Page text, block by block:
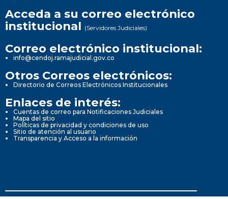
Acceda a su correo electrónico
institucional (Servidores Judiciales)
Correo electrónico institucional:
info@cendoj.ramajudicial.gov.co
Otros Correos electrónicos:
Directorio de Correos Electrónicos Institucionales
Enlaces de interés:
Cuentas de correo para Notificaciones Judiciales
Mapa del sitio
Políticas de privacidad y condiciones de uso
Sitio de atención al usuario
Transparencia y Acceso a la información